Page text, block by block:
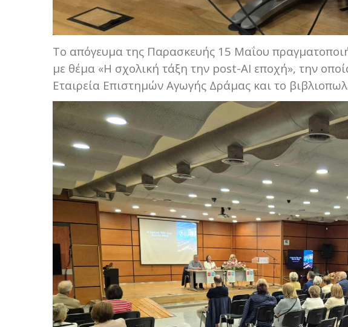
Το απόγευμα της Παρασκευής 15 Μαΐου
με θέμα «Η σχολική τάξη την post-AI εποχή», την
Εταιρεία Επιστημών Αγωγής Δράμας και το